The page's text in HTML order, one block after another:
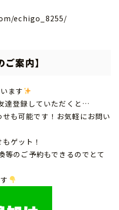
echigo_8255/
ご案内】
ます
達登録していただくと…
も可能です！お気軽にお問い
ゲット！
等のご予約もできるのでとて